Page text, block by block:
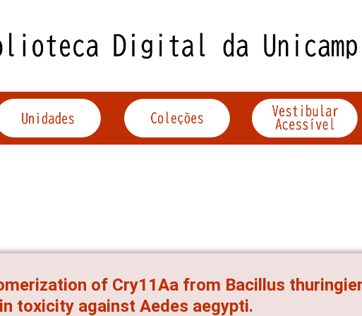
of Cry11Aa from Bacillus
toxicity against Aedes aegypti.